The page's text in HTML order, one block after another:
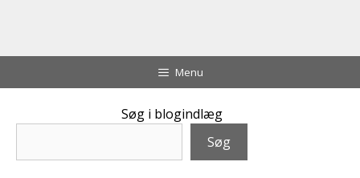
til
Menu
Søg i blogindlæg
Søg